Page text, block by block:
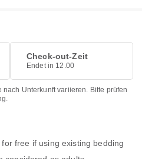
Check-out-Zeit
Endet in 12.00
Unterkunft variieren. Bitte prüfen
free if using existing bedding